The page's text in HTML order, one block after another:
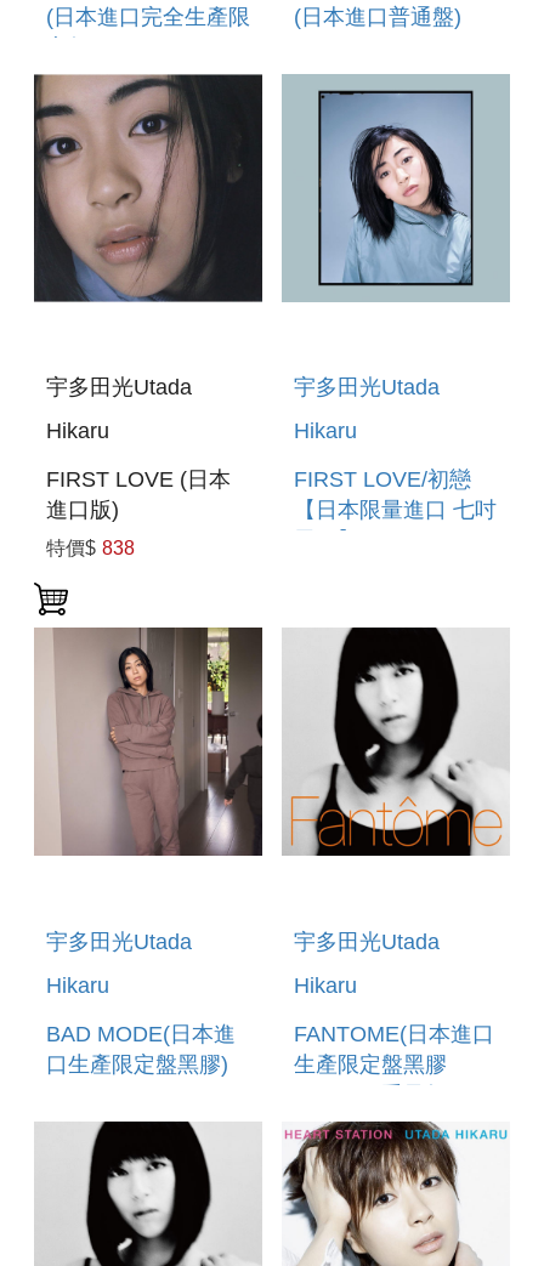
(日本進口完全生產限
(日本進口普通盤)
宇多田光Utada
Hikaru
FIRST LOVE (日本
進口版)
特價$ 838
宇多田光Utada
Hikaru
FIRST LOVE/初戀
【日本限量進口 七吋
宇多田光Utada
Hikaru
BAD MODE(日本進
口生產限定盤黑膠)
宇多田光Utada
Hikaru
FANTOME(日本進口
生產限定盤黑膠